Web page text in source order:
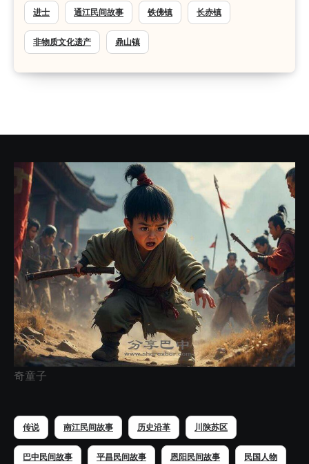
进士 通江民间故事 铁佛镇 长赤镇
非物质文化遗产 鼎山镇
奇童子
传说 南江民间故事 历史沿革 川陕苏区
巴中民间故事 平昌民间故事 恩阳民间故事 民国人物